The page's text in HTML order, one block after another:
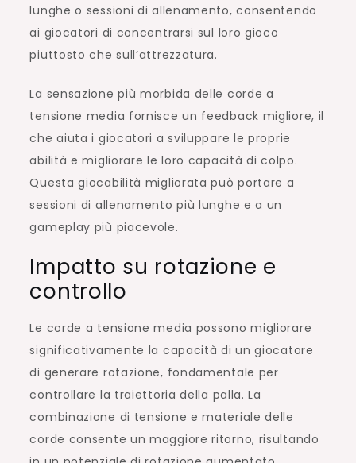
lunghe o sessioni di allenamento, consentendo
ai giocatori di concentrarsi sul loro gioco
piuttosto che sull’attrezzatura.
La sensazione più morbida delle corde a
tensione media fornisce un feedback migliore, il
che aiuta i giocatori a sviluppare le proprie
abilità e migliorare le loro capacità di colpo.
Questa giocabilità migliorata può portare a
sessioni di allenamento più lunghe e a un
gameplay più piacevole.
Impatto su rotazione e
controllo
Le corde a tensione media possono migliorare
significativamente la capacità di un giocatore
di generare rotazione, fondamentale per
controllare la traiettoria della palla. La
combinazione di tensione e materiale delle
corde consente un maggiore ritorno, risultando